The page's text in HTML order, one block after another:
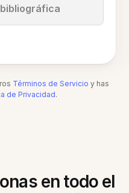
Términos de Servicio y has
de Privacidad.
en todo el